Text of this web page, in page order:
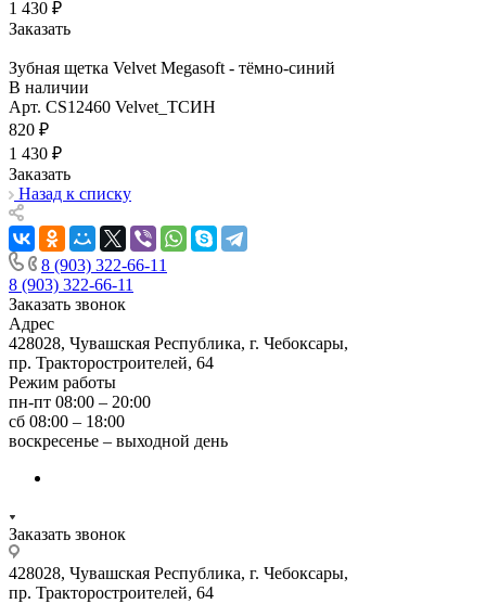
1 430 ₽
Заказать
Зубная щетка Velvet Megasoft - тёмно-синий
В наличии
Арт. CS12460 Velvet_ТСИН
820 ₽
1 430 ₽
Заказать
Назад к списку
8 (903) 322-66-11
8 (903) 322-66-11
Заказать звонок
Адрес
428028, Чувашская Республика, г. Чебоксары,
пр. Тракторостроителей, 64
Режим работы
пн-пт 08:00 – 20:00
сб 08:00 – 18:00
воскресенье – выходной день
Заказать звонок
428028, Чувашская Республика, г. Чебоксары,
пр. Тракторостроителей, 64